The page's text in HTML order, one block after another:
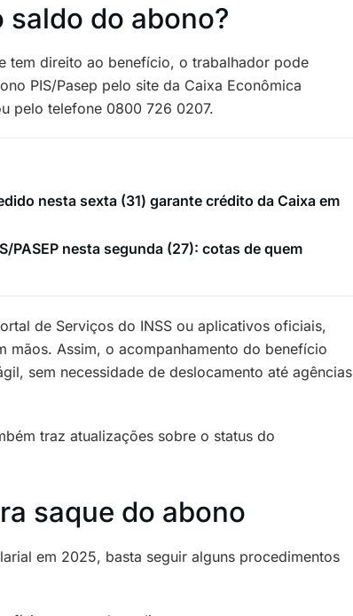
do abono?
tem direito ao benefício, o trabalhador pode
PIS/Pasep pelo site da Caixa Econômica
pelo telefone 0800 726 0207.
nesta sexta (31) garante crédito da Caixa em
PASEP nesta segunda (27): cotas de quem
de Serviços do INSS ou aplicativos oficiais,
mãos. Assim, o acompanhamento do benefício
sem necessidade de deslocamento até agências
traz atualizações sobre o status do
saque do abono
em 2025, basta seguir alguns procedimentos